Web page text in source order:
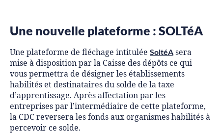
Une nouvelle plateforme : SOLTéA
Une plateforme de fléchage intitulée SoltéAsera
mise à disposition par la Caisse des dépôts ce qui
vous permettra de désigner les établissements
habilités et destinataires du solde de la taxe
d’apprentissage. Après affectation par les
entreprises par l’intermédiaire de cette plateforme,
la CDC reversera les fonds aux organismes habilités à
percevoir ce solde.